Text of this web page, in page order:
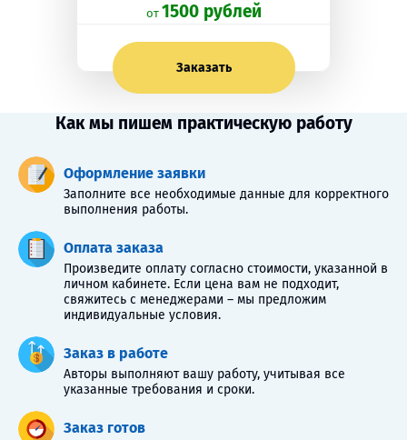
oт 1500 рублей
Заказать
Как мы пишем практическую работу
Оформление заявки
Заполните все необходимые данные для корректного
выполнения работы.
Оплата заказа
Произведите оплату согласно стоимости, указанной в
личном кабинете. Если цена вам не подходит,
свяжитесь с менеджерами – мы предложим
индивидуальные условия.
Заказ в работе
Авторы выполняют вашу работу, учитывая все
указанные требования и сроки.
Заказ готов